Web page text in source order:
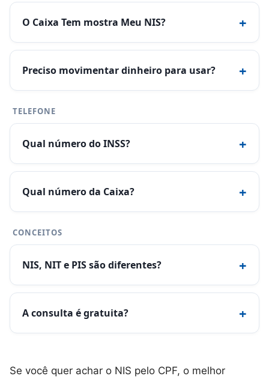
O Caixa Tem mostra Meu NIS? +
Preciso movimentar dinheiro para usar? +
TELEFONE
Qual número do INSS? +
Qual número da Caixa? +
CONCEITOS
NIS, NIT e PIS são diferentes? +
A consulta é gratuita? +
Se você quer achar o NIS pelo CPF, o melhor